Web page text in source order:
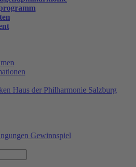
Haus der Philharmonie Salzburg
Gewinnspiel